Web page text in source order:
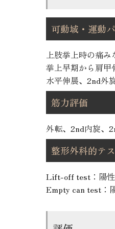
可動域・運動
上肢挙上時の痛み
挙上早期から肩甲
水平伸展、2nd外
筋力評価
外転、2nd内旋、
整形外科的テ
Lift-off test：陽性
Empty can test：